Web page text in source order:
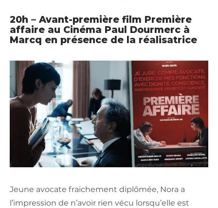
20h – Avant-première film Première
affaire au Cinéma Paul Dourmerc à
Marcq en présence de la réalisatrice
Jeune avocate fraichement diplômée, Nora a
l’impression de n’avoir rien vécu lorsqu’elle est